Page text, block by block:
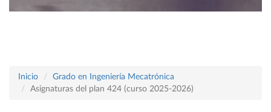
Inicio
Grado en Ingeniería Mecatrónica
Asignaturas del plan 424 (curso 2025-2026)